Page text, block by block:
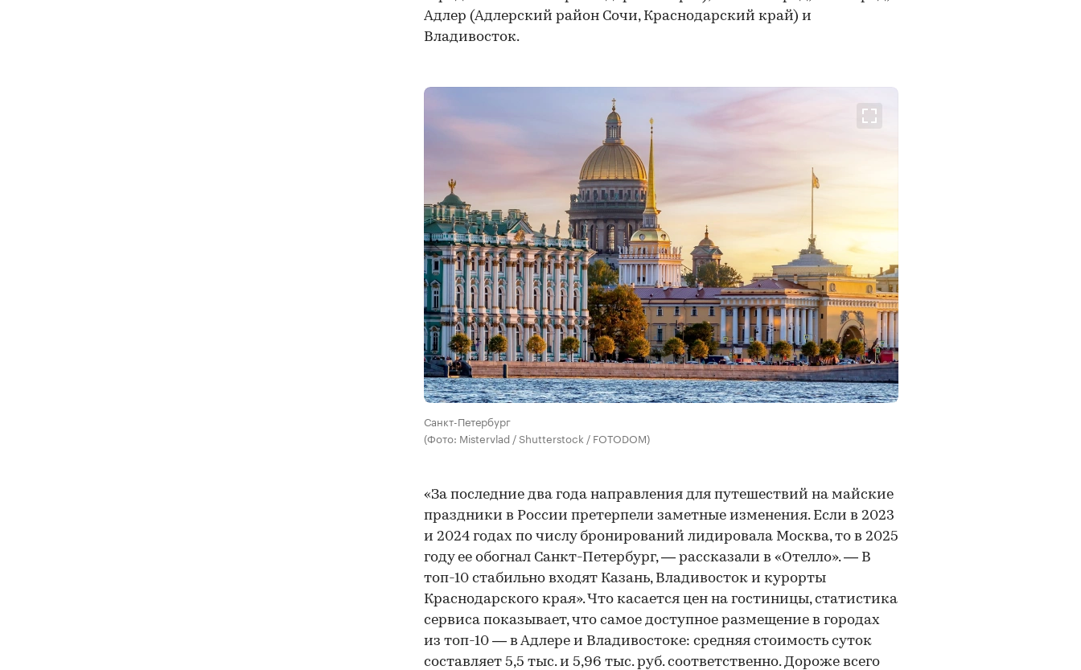
Адлер (Адлерский район Сочи, Краснодарский край) и
Владивосток.
Санкт-Петербург
(Фото: Mistervlad / Shutterstock / FOTODOM)
«За последние два года направления для путешествий на майские
праздники в России претерпели заметные изменения. Если в 2023
и 2024 годах по числу бронирований лидировала Москва, то в 2025
году ее обогнал Санкт-Петербург, — рассказали в «Отелло». — В
топ-10 стабильно входят Казань, Владивосток и курорты
Краснодарского края». Что касается цен на гостиницы, статистика
сервиса показывает, что самое доступное размещение в городах
из топ-10 — в Адлере и Владивостоке: средняя стоимость суток
составляет 5,5 тыс. и 5,96 тыс. руб. соответственно. Дороже всего